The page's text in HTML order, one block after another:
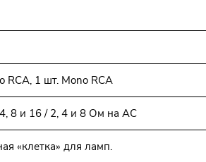
RCA, 1 шт. Mono RCA
8 и 16 / 2, 4 и 8 Ом на АС
«клетка» для ламп.